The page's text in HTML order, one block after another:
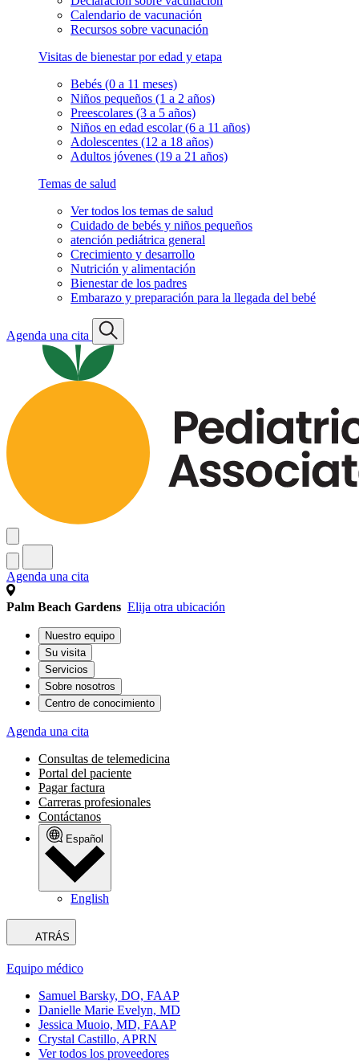
Calendario de vacunación
Recursos sobre vacunación
Visitas de bienestar por edad y etapa
Bebés (0 a 11 meses)
Niños pequeños (1 a 2 años)
Preescolares (3 a 5 años)
Niños en edad escolar (6 a 11 años)
Adolescentes (12 a 18 años)
Adultos jóvenes (19 a 21 años)
Temas de salud
Ver todos los temas de salud
Cuidado de bebés y niños pequeños
atención pediátrica general
Crecimiento y desarrollo
Nutrición y alimentación
Bienestar de los padres
Embarazo y preparación para la llegada del bebé
Agenda una cita
Agenda una cita
Palm Beach Gardens Elija otra ubicación
Nuestro equipo
Su visita
Servicios
Sobre nosotros
Centro de conocimiento
Agenda una cita
Consultas de telemedicina
Portal del paciente
Pagar factura
Carreras profesionales
Contáctanos
Español
English
ATRÁS
Equipo médico
Samuel Barsky, DO, FAAP
Danielle Marie Evelyn, MD
Jessica Muoio, MD, FAAP
Crystal Castillo, APRN
Ver todos los proveedores